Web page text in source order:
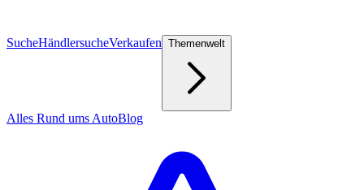
SucheHändlersucheVerkaufen Themenwelt
Alles Rund ums AutoBlog